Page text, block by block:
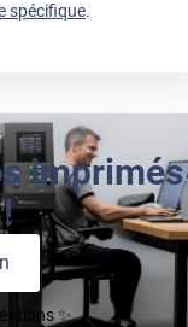
spécifique.
imprimés
✨